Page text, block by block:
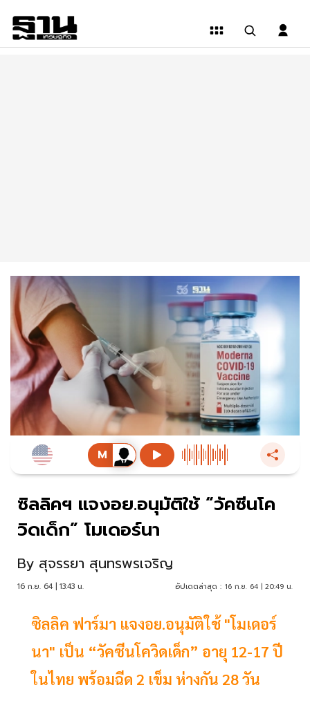
ซิลลิคฯ แจงอย.อนุมัติใช้ “วัคซีนโค
วิดเด็ก” โมเดอร์นา
By สุจรรยา สุนทรพรเจริญ
16 ก.ย. 64 | 13:43 น. อัปเดตล่าสุด : 16 ก.ย. 64 | 20:49 น.
ซิลลิค ฟาร์มา แจงอย.อนุมัติใช้ "โมเดอร์
นา" เป็น “วัคซีนโควิดเด็ก” อายุ 12-17 ปี
ในไทย พร้อมฉีด 2 เข็ม ห่างกัน 28 วัน